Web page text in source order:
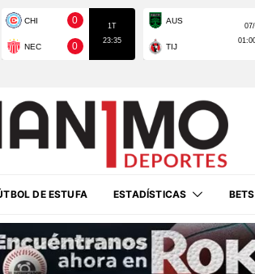
DE ESTUFA ESTADÍSTICAS BETS